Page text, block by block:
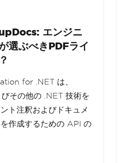
エンジニ
選ぶべきPDFライ
for .NET は、
その他の .NET 技術を
ト注釈およびドキュメ
作成するための API の